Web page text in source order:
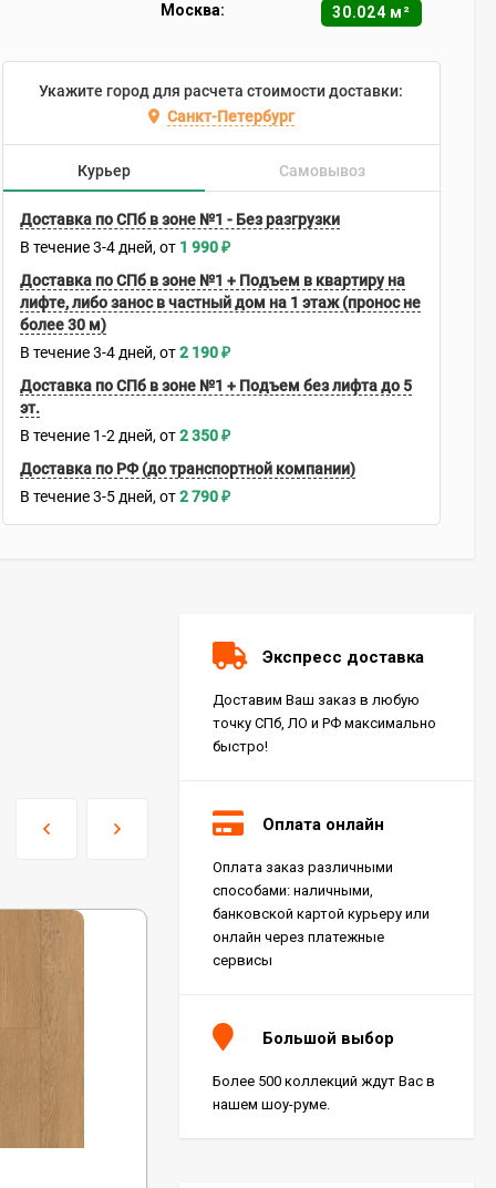
Москва: 30.024 м²
Укажите город для расчета стоимости доставки:
Санкт-Петербург
Курьер Самовывоз
Доставка по СПб в зоне №1 - Без разгрузки
В течение 3-4 дней 1 990₽
Доставка по СПб в зоне №1 + Подъем в квартиру на
лифте, либо занос в частный дом на 1 этаж (пронос не
более 30 м)
В течение 3-4 дней 2 190₽
Доставка по СПб в зоне №1 + Подъем без лифта до 5
эт.
В течение 1-2 дней 2 350₽
Доставка по РФ (до транспортной компании)
В течение 3-5 дней 2 790₽
Экспресс доставка
Доставим Ваш заказ в любую
точку СПб, ЛО и РФ максимально
быстро!
Оплата онлайн
Оплата заказ различными
способами: наличными,
банковской картой курьеру или
онлайн через платежные
сервисы
Большой выбор
Более 500 коллекций ждут Вас в
нашем шоу-руме.
Керамогранит Italon
Charme Extra Silver Ret
60x120, 610010001196
Charme Evo Imperiale
Ret 60x120,